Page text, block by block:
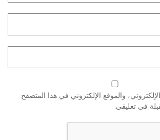
والموقع الإلكتروني في هذا المتصفح
في تعليقي.